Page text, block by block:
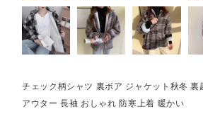
チェック柄シャツ 裏ボア ジャケット秋冬 裏
アウター 長袖 おしゃれ 防寒上着 暖かい